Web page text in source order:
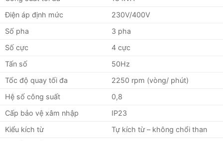
Điện áp định mức
230V/400V
Số pha
3 pha
Số cực
4 cực
Tấn số
50Hz
Tốc độ quay tối đa
2250 rpm (vòng/ phút)
Hệ số công suất
0,8
Cấp bảo vệ xâm nhập
IP23
Kiểu kích từ
Tự kích từ – không chổi than